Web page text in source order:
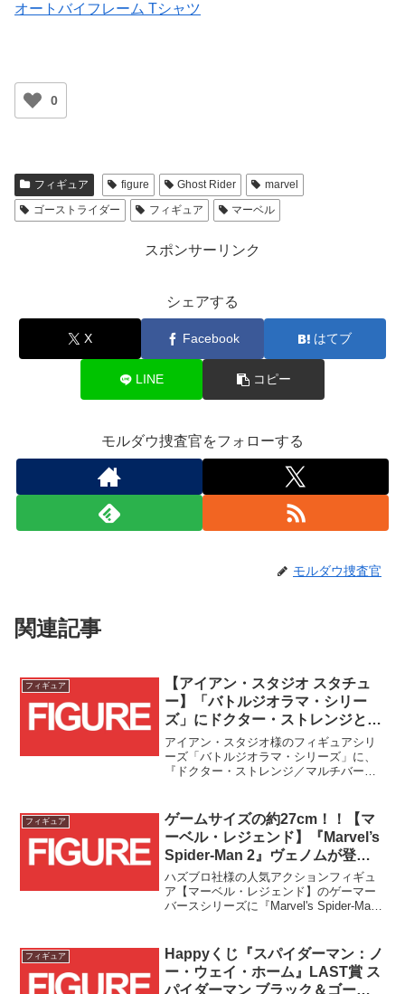
オートバイフレーム Tシャツ
0
フィギュア figure Ghost Rider
marvel
ゴーストライダー
フィギュア マーベル
スポンサーリンク
シェアする
X Facebook はてブ
LINE コピー
モルダウ捜査官をフォローする
モルダウ捜査官
関連記事
フィギュア
【アイアン・スタジオ スタチュ
ー】「バトルジオラマ・シリー
ズ」にドクター・ストレンジとウ
ォッチャーが登場！！
アイアン・スタジオ様のフィギュアシリ
ーズ「バトルジオラマ・シリーズ」に、
『ドクター・ストレンジ／マルチバー
ォッチャーが登場します！！
フィギュア
ゲームサイズの約27cm！！【マ
ーベル・レジェンド】『Marvel’s
Spider-Man 2』ヴェノムが登
場！！
ハズブロ社様の人気アクションフィギュ
ア【マーベル・レジェンド】のゲーマー
バースシリーズに『Marvel's Spider-Man
フィギュア
Happyくじ『スパイダーマン：ノ
ー・ウェイ・ホーム』LAST賞 ス
パイダーマン ブラック＆ゴール